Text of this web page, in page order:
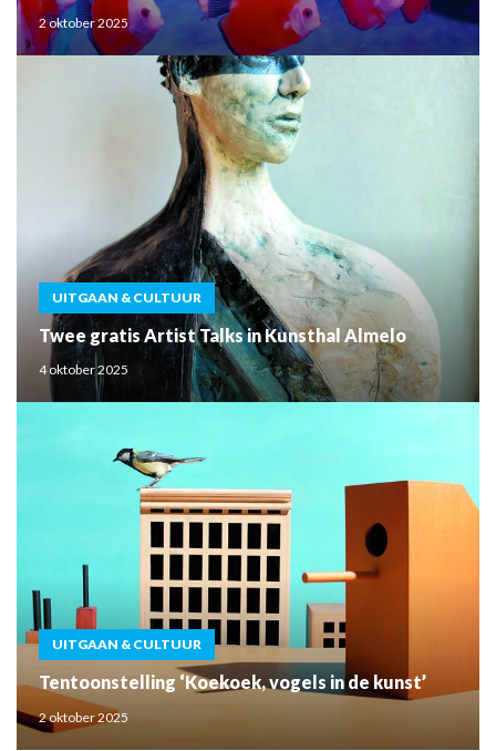
2 oktober 2025
UITGAAN & CULTUUR
Twee gratis Artist Talks in Kunsthal Almelo
4 oktober 2025
UITGAAN & CULTUUR
Tentoonstelling ‘Koekoek, vogels in de kunst’
2 oktober 2025